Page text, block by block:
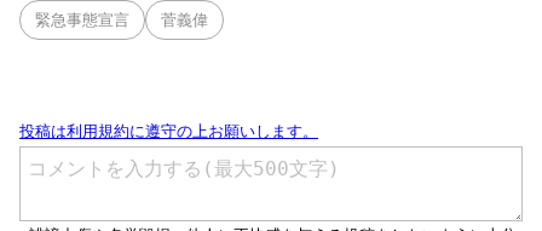
緊急事態宣言 菅義偉